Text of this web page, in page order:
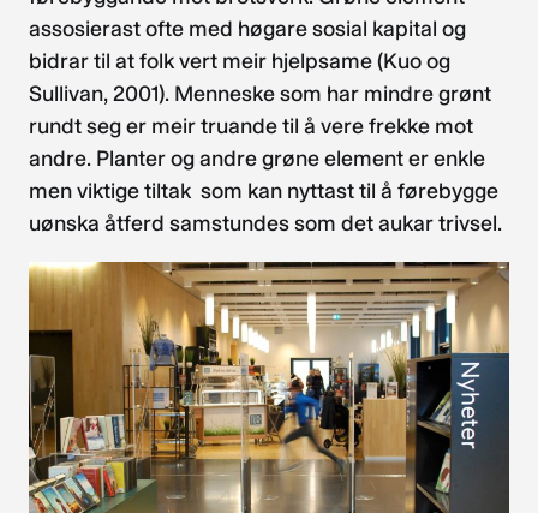
assosierast ofte med høgare sosial kapital og
bidrar til at folk vert meir hjelpsame (Kuo og
Sullivan, 2001). Menneske som har mindre grønt
rundt seg er meir truande til å vere frekke mot
andre. Planter og andre grøne element er enkle
men viktige tiltak som kan nyttast til å førebygge
uønska åtferd samstundes som det aukar trivsel.